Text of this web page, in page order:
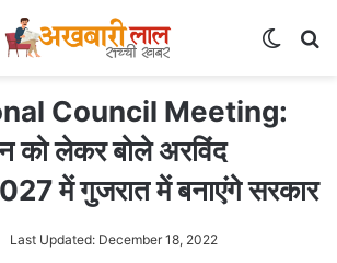
Council Meeting:
को लेकर बोले अरविंद
में गुजरात में बनाएंगे सरकार
Last Updated: December 18, 2022